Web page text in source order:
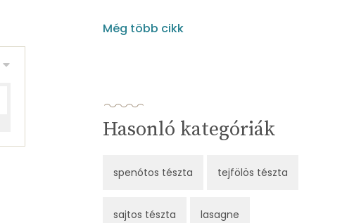
Még több cikk
Hasonló kategóriák
spenótos tészta tejfölös tészta
sajtos tészta lasagne